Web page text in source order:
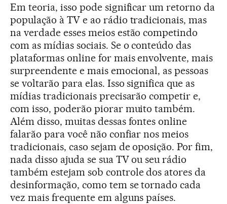
Em teoria, isso pode significar um retorno da
população à TV e ao rádio tradicionais, mas
na verdade esses meios estão competindo
com as mídias sociais. Se o conteúdo das
plataformas online for mais envolvente, mais
surpreendente e mais emocional, as pessoas
se voltarão para elas. Isso significa que as
mídias tradicionais precisarão competir e,
com isso, poderão piorar muito também.
Além disso, muitas dessas fontes online
falarão para você não confiar nos meios
tradicionais, caso sejam de oposição. Por fim,
nada disso ajuda se sua TV ou seu rádio
também estejam sob controle dos atores da
desinformação, como tem se tornado cada
vez mais frequente em alguns países.